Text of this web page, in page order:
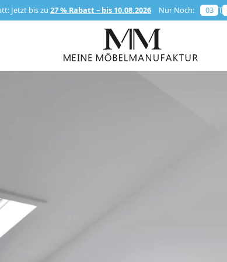
Jetzt bis zu 27 % Rabatt – bis 10.08.2026 Nur Noch: 03 T